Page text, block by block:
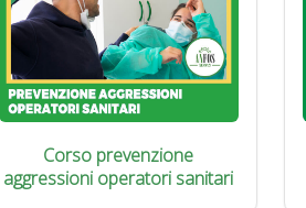
Corso prevenzione
aggressioni operatori sanitari